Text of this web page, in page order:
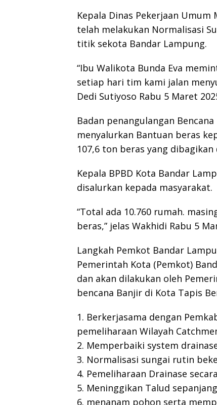
Kepala Dinas Pekerjaan Umum
telah melakukan Normalisasi
titik sekota Bandar Lampung.
“Ibu Walikota Bunda Eva
setiap hari tim kami jalan
Dedi Sutiyoso Rabu 5 Maret
Badan penangulangan
menyalurkan Bantuan beras
107,6 ton beras yang dibagikan
Kepala BPBD Kota Bandar
disalurkan kepada masyarakat.
“Total ada 10.760 rumah.
beras,” jelas Wakhidi Rabu 5
Langkah Pemkot Bandar
Pemerintah Kota (Pemkot)
dan akan dilakukan oleh
bencana Banjir di Kota Tapis
1. Berkerjasama dengan
pemeliharaan Wilayah
2. Memperbaiki system
3. Normalisasi sungai rutin
4. Pemeliharaan Drainase
5. Meninggikan Talud
6. menanam pohon serta